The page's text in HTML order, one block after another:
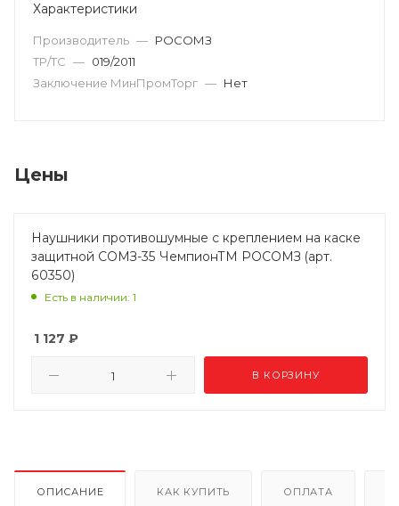
Характеристики
Производитель — РОСОМЗ
ТР/ТС — 019/2011
Заключение МинПромТорг — Нет
Цены
Наушники противошумные с креплением на каске
защитной СОМЗ-35 ЧемпионTM РОСОМЗ (арт.
60350)
Есть в наличии: 1
1 127 ₽
В КОРЗИНУ
ОПИСАНИЕ КАК КУПИТЬ ОПЛАТА